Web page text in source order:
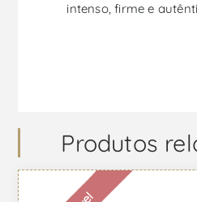
intenso, firme e
Produtos